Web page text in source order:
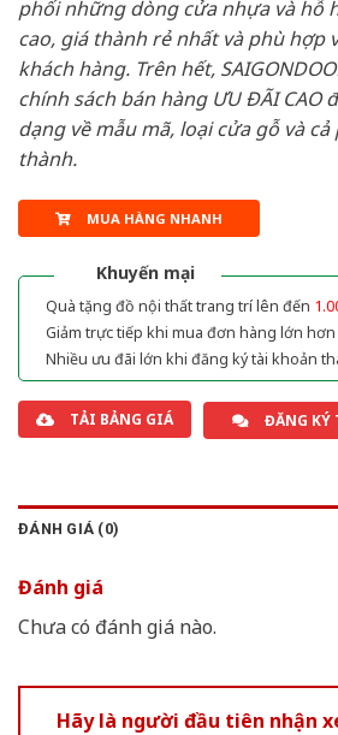
phối những dòng cửa nhựa và hỗ
cao, giá thành rẻ nhất và phù hợp
khách hàng. Trên hết,
chính sách bán hàng ƯU ĐÃI CAO
dạng về mẫu mã, loại cửa gỗ và
thành.
MUA HÀNG NHANH
Khuyến mại
Quà tặng đồ nội thất trang trí lên đến
Giảm trực tiếp khi mua đơn hàng lớn hơn
Nhiều ưu đãi lớn khi đăng ký tài khoản
TẢI BẢNG GIÁ ĐĂNG KÝ
ĐÁNH GIÁ (0)
Đánh giá
Chưa có đánh giá nào.
Hãy là người đầu tiên nhận